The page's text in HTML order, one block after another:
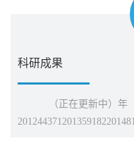
科研成果
（正在更新中）年 份